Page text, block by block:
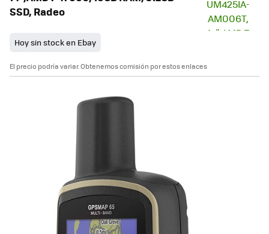
SSD, Radeo
Hoy sin stock en Ebay
El precio podría variar. Obtenemos comisión por estos enlaces